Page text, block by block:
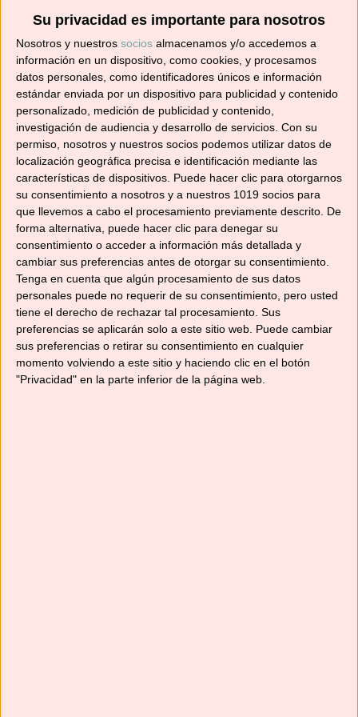
Su privacidad es importante para nosotros
Nosotros y nuestros socios almacenamos y/o accedemos a
información en un dispositivo, como cookies, y procesamos
datos personales, como identificadores únicos e información
estándar enviada por un dispositivo para publicidad y contenido
personalizado, medición de publicidad y contenido,
investigación de audiencia y desarrollo de servicios. Con su
permiso, nosotros y nuestros socios podemos utilizar datos de
localización geográfica precisa e identificación mediante las
características de dispositivos. Puede hacer clic para otorgarnos
su consentimiento a nosotros y a nuestros 1019 socios para
que llevemos a cabo el procesamiento previamente descrito. De
forma alternativa, puede hacer clic para denegar su
consentimiento o acceder a información más detallada y
cambiar sus preferencias antes de otorgar su consentimiento.
Tenga en cuenta que algún procesamiento de sus datos
personales puede no requerir de su consentimiento, pero usted
tiene el derecho de rechazar tal procesamiento. Sus
preferencias se aplicarán solo a este sitio web. Puede cambiar
sus preferencias o retirar su consentimiento en cualquier
momento volviendo a este sitio y haciendo clic en el botón
"Privacidad" en la parte inferior de la página web.
Suscríbete ahora para recibir todas las recetas
en tu correo.
¡No te pierdas ninguna! 👩‍🍳👨‍🍳
Dirección
de
correo
electrónico
Suscribir
YouTube